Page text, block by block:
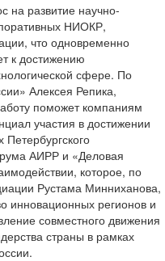
на развитие научно-
НИОКР,
что одновременно
к достижению
сфере. По
Алексея Репика,
поможет компаниям
участия в достижении
АИРР и «Деловая
которое, по
Рустама Минниханова,
инновационных регионов и
совместного движения
страны в рамках